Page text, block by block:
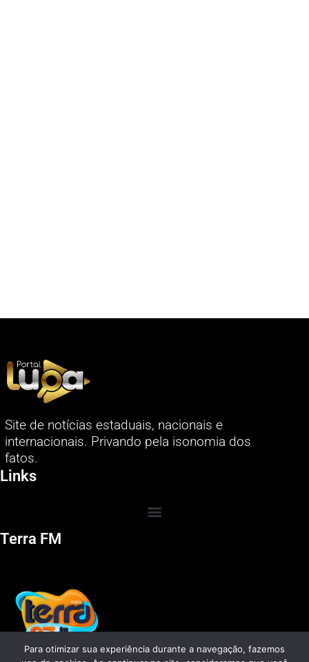
Site de notícias estaduais, nacionais e
internacionais. Privando pela isonomia dos
fatos.
Links
Terra FM
Para otimizar sua experiência durante a navegação, fazemos